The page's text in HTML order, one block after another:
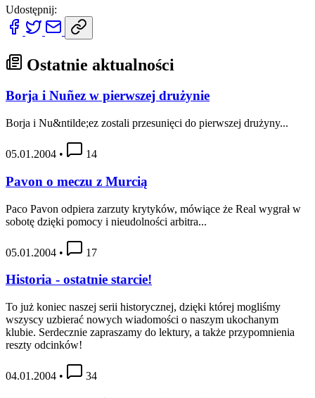
Udostępnij:
Ostatnie aktualności
Borja i Nuñez w pierwszej drużynie
Borja i Nu&ntilde;ez zostali przesunięci do pierwszej drużyny...
05.01.2004 • 14
Pavon o meczu z Murcią
Paco Pavon odpiera zarzuty krytyków, mówiące że Real wygrał w
sobotę dzięki pomocy i nieudolności arbitra...
05.01.2004 • 17
Historia - ostatnie starcie!
To już koniec naszej serii historycznej, dzięki której mogliśmy
wszyscy uzbierać nowych wiadomości o naszym ukochanym
klubie. Serdecznie zapraszamy do lektury, a także przypomnienia
reszty odcinków!
04.01.2004 • 34